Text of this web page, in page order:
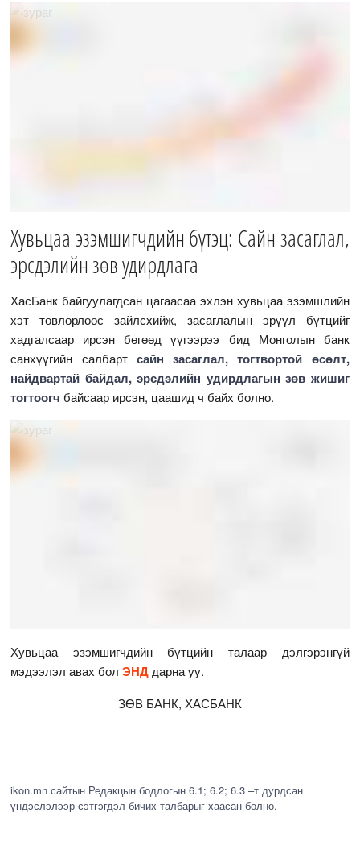
Хувьцаа эзэмшигчдийн бүтэц: Сайн засаглал,
эрсдэлийн зөв удирдлага
ХасБанк байгуулагдсан цагаасаа эхлэн хувьцаа эзэмшлийн
хэт төвлөрлөөс зайлсхийж, засаглалын эрүүл бүтцийг
хадгалсаар ирсэн бөгөөд үүгээрээ бид Монголын банк
санхүүгийн салбарт сайн засаглал, тогтвортой өсөлт,
найдвартай байдал, эрсдэлийн удирдлагын зөв жишиг
тогтоогчбайсаар ирсэн, цаашид ч байх болно.
Хувьцаа эзэмшигчдийн бүтцийн талаар дэлгэрэнгүй
мэдээлэл авах болЭНД дарна уу.
ЗӨВ БАНК, ХАСБАНК
ikon.mn сайтын Редакцын бодлогын 6.1; 6.2; 6.3 –т дурдсан
үндэслэлээр сэтгэгдэл бичих талбарыг хаасан болно.